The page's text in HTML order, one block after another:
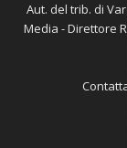
Aut. del trib. di
Media - Direttore